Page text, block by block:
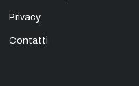
Privacy
Contatti